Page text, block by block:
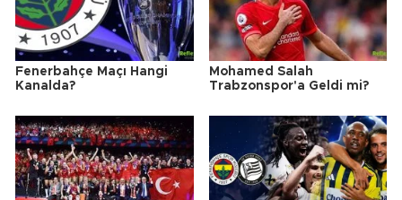
Fenerbahçe Maçı Hangi
Kanalda?
Mohamed Salah
Trabzonspor'a Geldi mi?